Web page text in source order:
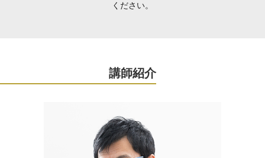
ください。
講師紹介